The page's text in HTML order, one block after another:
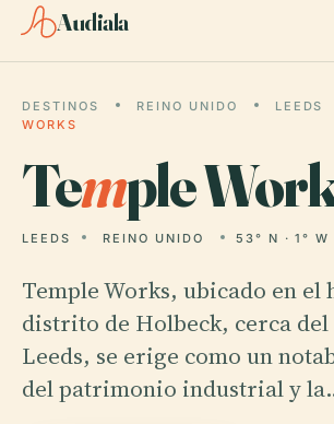
Audiala
DESTINOS REINO UNIDO LEEDS
WORKS
Temple
LEEDS REINO UNIDO 53° N · 1° W
Temple Works, ubicado en el
distrito de Holbeck, cerca del
Leeds, se erige como un
del patrimonio industrial y